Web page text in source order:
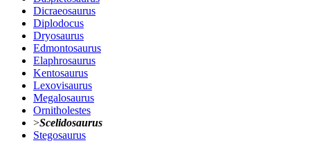
Dicraeosaurus
Diplodocus
Dryosaurus
Edmontosaurus
Elaphrosaurus
Kentosaurus
Lexovisaurus
Megalosaurus
Ornitholestes
>Scelidosaurus
Stegosaurus